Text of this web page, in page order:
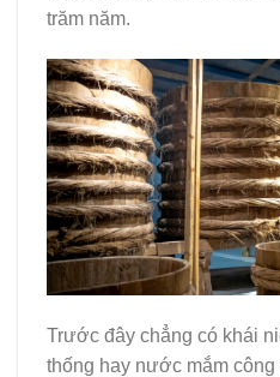
trăm năm.
Trước đây chẳng có khái
thống hay nước mắm